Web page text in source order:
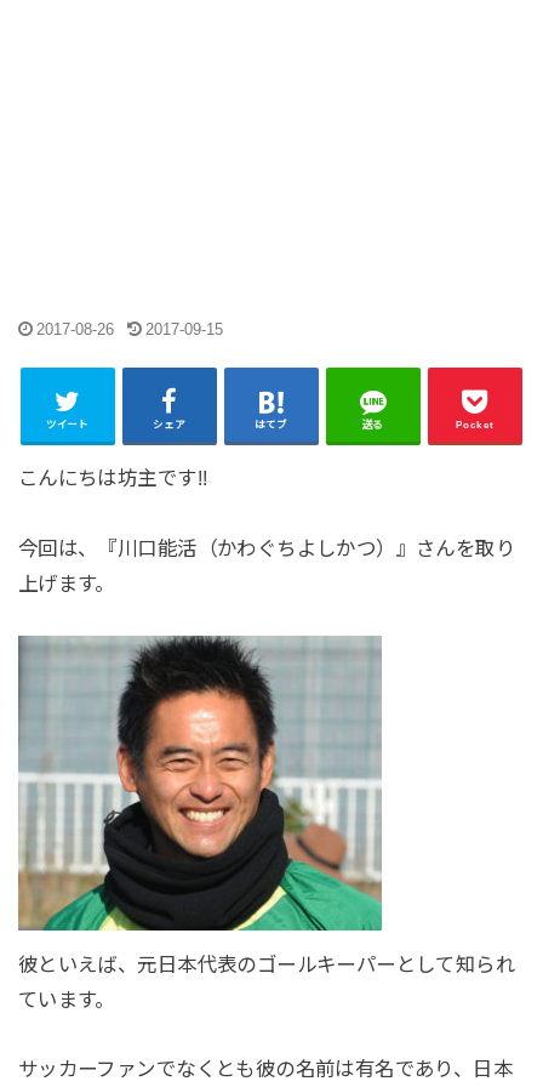
2017-08-26 2017-09-15
ツイート シェア はてブ 送る Pocket
こんにちは坊主です!!
今回は、『川口能活（かわぐちよしかつ）』さんを取り
上げます。
彼といえば、元日本代表のゴールキーパーとして知られ
ています。
サッカーファンでなくとも彼の名前は有名であり、日本